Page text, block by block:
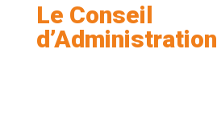
Le Conseil
d’Administration